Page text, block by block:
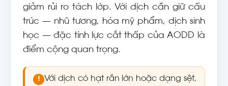
giảm rủi ro tách lớp. Với dịch cần giữ cấu
trúc — nhũ tương, hóa mỹ phẩm, dịch sinh
học — đặc tính lực cắt thấp của AODD là
điểm cộng quan trọng.
!
Với dịch có hạt rắn lớn hoặc dạng sệt,